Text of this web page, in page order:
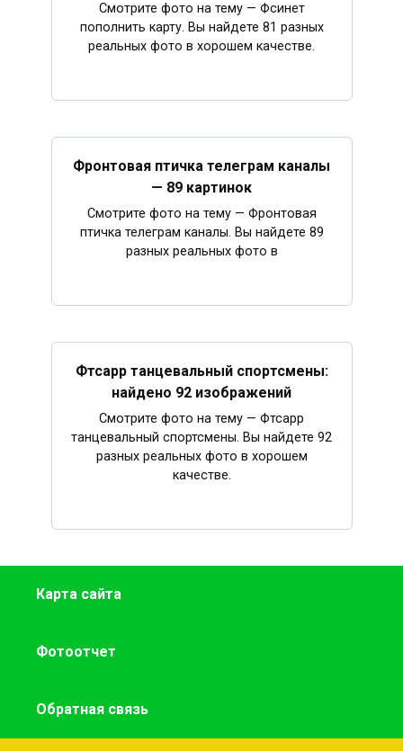
Смотрите фото на тему — Фсинет
пополнить карту. Вы найдете 81 разных
реальных фото в хорошем качестве.
Фронтовая птичка телеграм каналы
— 89 картинок
Смотрите фото на тему — Фронтовая
птичка телеграм каналы. Вы найдете 89
разных реальных фото в
Фтсарр танцевальный спортсмены:
найдено 92 изображений
Смотрите фото на тему — Фтсарр
танцевальный спортсмены. Вы найдете 92
разных реальных фото в хорошем
качестве.
Карта сайта
Фотоотчет
Обратная связь